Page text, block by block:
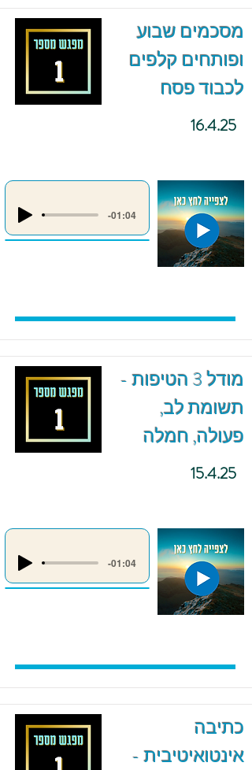
מסכמים שבוע
ופותחים קלפים
לכבוד פסח
16.4.25
-01:04
מודל 3 הטיפות -
תשומת לב,
פעולה, חמלה
15.4.25
-01:04
כתיבה
אינטואיטיבית -